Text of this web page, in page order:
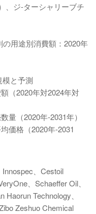
、ジ-ターシャリーブチ
用途別消費額：2020年
と予測
（2020年対2024年対
量（2020年-2031年）
価格（2020年-2031
、Cestoil
、Schaeffer Oil、
Technology、
Zeshuo Chemical